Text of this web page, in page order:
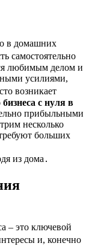
в домашних
самостоятельно
любимым делом и
усилиями,
возникает
с нуля в
прибыльными
несколько
больших
из дома․
– это ключевой
и, конечно